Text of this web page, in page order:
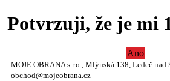
Potvrzuji, že je mi
Ano
MOJE OBRANA s.r.o., Mlýnská 138, Ledeč nad
obchod@mojeobrana.cz